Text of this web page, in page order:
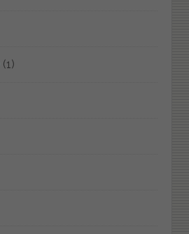
(1)